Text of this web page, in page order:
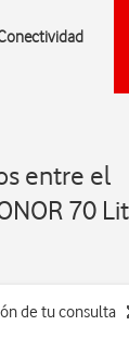
entre el
70
de tu consulta